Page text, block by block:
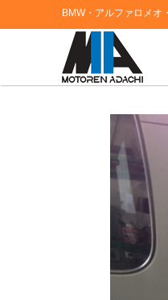
BMW・アルファロメ
HOME>お客様の声> ジープ